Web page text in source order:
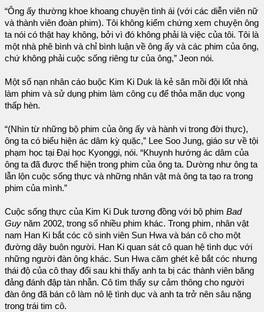
“Ông ấy thường khoe khoang chuyện tình ái (với các diễn viên nữ
và thành viên đoàn phim). Tôi không kiểm chứng xem chuyện ông
ta nói có thật hay không, bởi vì đó không phải là việc của tôi. Tôi là
một nhà phê bình và chỉ bình luận về ông ấy và các phim của ông,
chứ không phải cuộc sống riêng tư của ông,” Jeon nói.
Một số nạn nhân cáo buộc Kim Ki Duk là kẻ săn mồi đội lốt nhà
làm phim và sử dụng phim làm công cụ để thỏa mãn dục vọng
thấp hèn.
“(Nhìn từ những bộ phim của ông ấy và hành vi trong đời thực),
ông ta có biểu hiện ác dâm kỳ quặc,” Lee Soo Jung, giáo sư về tội
phạm học tại Đại học Kyonggi, nói. “Khuynh hướng ác dâm của
ông ta đã được thể hiện trong phim của ông ta. Dường như ông ta
lẫn lộn cuộc sống thực và những nhân vật mà ông ta tạo ra trong
phim của mình.”
Cuộc sống thực của Kim Ki Duk tương đồng với bộ phim Bad
Guy năm 2002, trong số nhiều phim khác. Trong phim, nhân vật
nam Han Ki bắt cóc cô sinh viên Sun Hwa và bán cô cho một
đường dây buôn người. Han Ki quan sát cô quan hệ tình dục với
những người đàn ông khác. Sun Hwa căm ghét kẻ bắt cóc nhưng
thái độ của cô thay đổi sau khi thấy anh ta bị các thành viên băng
đảng đánh đập tàn nhẫn. Cô tìm thấy sự cảm thông cho người
đàn ông đã bán cô làm nô lệ tình dục và anh ta trở nên sâu nặng
trong trái tim cô.